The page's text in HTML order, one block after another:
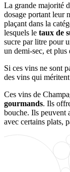
La grande majorité
dosage portant leur
plaçant dans la
lesquels le taux de
sucre par litre pour
un demi-sec, et
Si ces vins ne sont
des vins qui
Ces vins de
gourmands. Ils
bouche. Ils peuvent
avec certains plats,